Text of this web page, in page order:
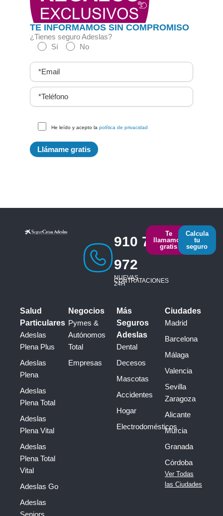
TE INFORMAMOS SIN COMPROMISO
¿Tienes seguro Adeslas?
Sí
No
He leído y acepto la política de privacidad
910 793
972
NUEVAS
CONTRATACIONES
24H
Te
llamamos
gratis
Calcula
tu
seguro
Salud
Particulares
Adeslas
Plena Plus
Adeslas
Plena
Adeslas
Plena Total
Adeslas
Plena Vital
Adeslas
Plena Total
Vital
Adeslas Go
Adeslas
Seniors
Negocios
Pymes &
Autónomos
Total
Empresas
Más
Seguros
Adeslas
Dental
Decesos
Mascotas
Accidentes
Hogar
Electrodomésticos
Ciudades
Madrid
Barcelona
Málaga
Valencia
Sevilla
Zaragoza
Alicante
Murcia
Granada
Córdoba
Ver Todas
las Ciudades